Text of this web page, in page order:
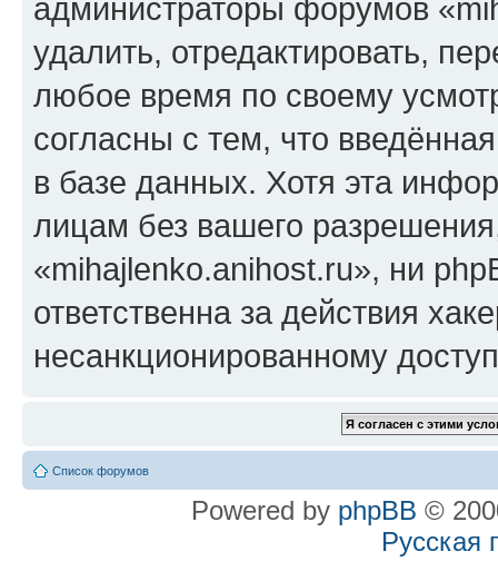
администраторы форумов
удалить, отредактировать,
любое время по своему
согласны с тем, что
в базе данных. Хотя эта
лицам без вашего
«mihajlenko.anihost.ru», ни
ответственна за действия
несанкционированному
Список форумов
Powered by phpBB ©
Русская